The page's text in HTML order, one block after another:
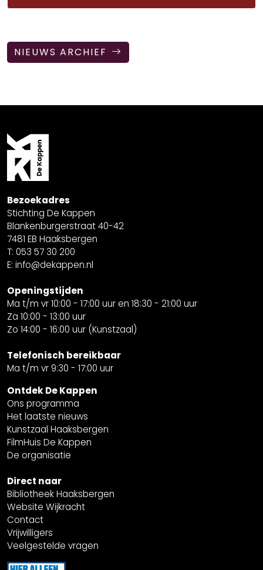
NIEUWS ARCHIEF
Bezoekadres
Stichting De Kappen
Blankenburgerstraat 40-42
7481 EB Haaksbergen
T: 053 57 30 200
E: info@dekappen.nl
Openingstijden
Ma t/m vr 10:00 - 17:00 uur en 18:30 - 21:00 uur
Za 10:00 - 13:00 uur
Zo 14:00 - 16:00 uur (Kunstzaal)
Telefonisch bereikbaar
Ma t/m vr 9:30 - 17:00 uur
Ontdek De Kappen
Ons programma
Het laatste nieuws
Kunstzaal Haaksbergen
FilmHuis De Kappen
De organisatie
Direct naar
Bibliotheek Haaksbergen
Website Wijkracht
Contact
Vrijwilligers
Veelgestelde vragen